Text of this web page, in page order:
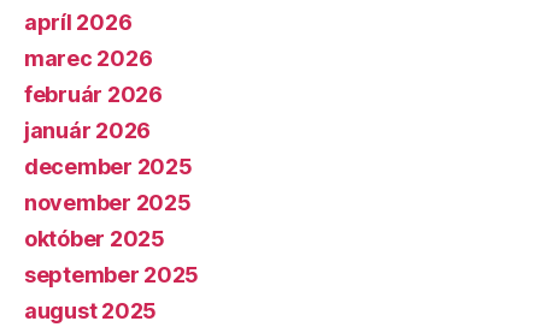
apríl 2026
marec 2026
február 2026
január 2026
december 2025
november 2025
október 2025
september 2025
august 2025